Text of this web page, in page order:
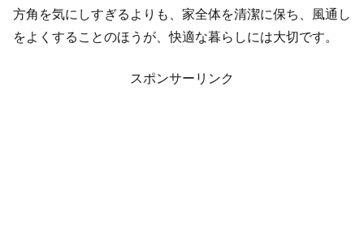
方角を気にしすぎるよりも、家全体を清潔に保ち、風通し
をよくすることのほうが、快適な暮らしには大切です。
スポンサーリンク